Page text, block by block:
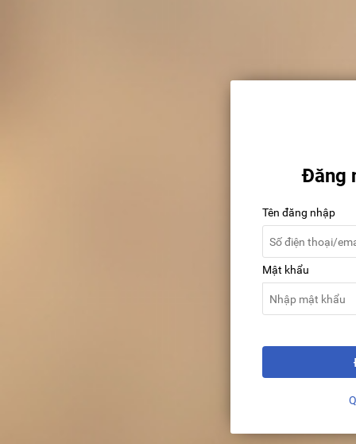
Đăng
Tên đăng nhập
Mật khẩu